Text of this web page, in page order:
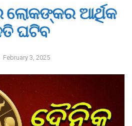
ଆର୍ଥିକ
ଘଟିବ
February 3, 2025